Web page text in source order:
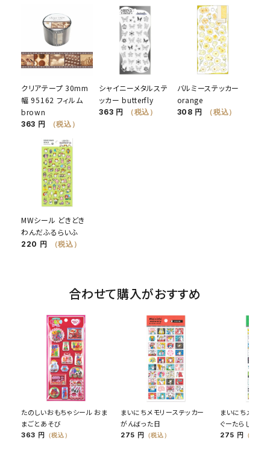
クリアテープ 30mm
幅 95162 フィルム
brown
363 円 （税込）
シャイニーメタルステ
ッカー butterfly
363 円 （税込）
バルミーステッカー
orange
308 円 （税込）
MWシール どきどき
わんだふるらいふ
220 円 （税込）
合わせて購入がおすすめ
たのしいおもちゃシール おま
まごとあそび
363 円 （税込）
まいにちメモリーステッカー
がんばった日
275 円 （税込）
まいにちメモリ
ぐーたらした日
275 円 （税込）